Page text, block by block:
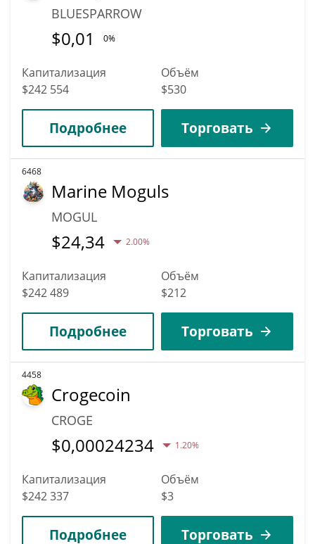
BLUESPARROW
$0,01 0%
Капитализация
$242 554
Объём
$530
Подробнее Торговать
6468
Marine Moguls
MOGUL
$24,34 2.00%
Капитализация
$242 489
Объём
$212
Подробнее Торговать
4458
Crogecoin
CROGE
$0,00024234 1.20%
Капитализация
$242 337
Объём
$3
Подробнее Торговать